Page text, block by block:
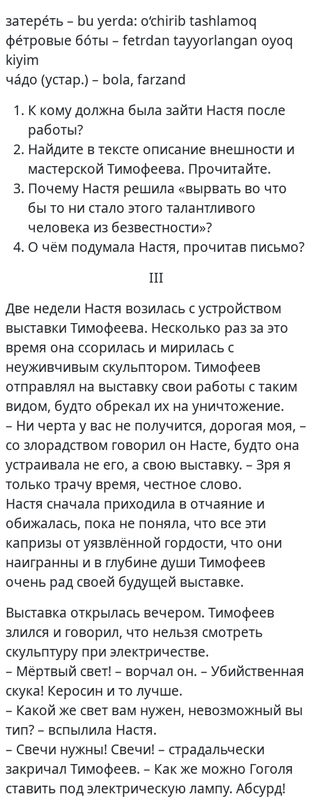
затере́ть – bu yerda: o‘chirib tashlamoq
фе́тровые бо́ты – fetrdan tayyorlangan oyoq
kiyim
ча́до (устар.) – bola, farzand
К кому должна была зайти Настя после
работы?
Найдите в тексте описание внешности и
мастерской Тимофеева. Прочитайте.
Почему Настя решила «вырвать во что
бы то ни стало этого талантливого
человека из безвестности»?
О чём подумала Настя, прочитав письмо?
III
Две недели Настя возилась с устройством
выставки Тимофеева. Несколько раз за это
время она ссорилась и мирилась с
неуживчивым скульптором. Тимофеев
отправлял на выставку свои работы с таким
видом, будто обрекал их на уничтожение.
– Ни черта у вас не получится, дорогая моя, –
со злорадством говорил он Насте, будто она
устраивала не его, а свою выставку. – Зря я
только трачу время, честное слово.
Настя сначала приходила в отчаяние и
обижалась, пока не поняла, что все эти
капризы от уязвлённой гордости, что они
наигранны и в глубине души Тимофеев
очень рад своей будущей выставке.
Выставка открылась вечером. Тимофеев
злился и говорил, что нельзя смотреть
скульптуру при электричестве.
– Мёртвый свет! – ворчал он. – Убийственная
скука! Керосин и то лучше.
– Какой же свет вам нужен, невозможный вы
тип? – вспылила Настя.
– Свечи нужны! Свечи! – страдальчески
закричал Тимофеев. – Как же можно Гоголя
ставить под электрическую лампу. Абсурд!